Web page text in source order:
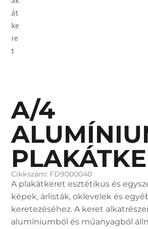
A/4
Cikkszám: FD9000040
A plakátkeret esztétikus és
képek, árlisták, oklevelek és
keretezéséhez. A keret
alumíniumból és műanyagból